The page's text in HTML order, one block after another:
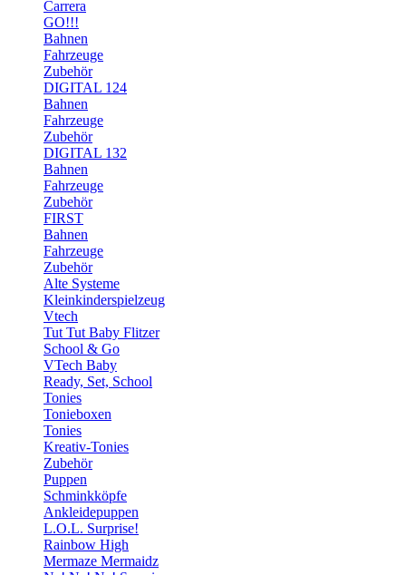
Carrera
GO!!!
Bahnen
Fahrzeuge
Zubehör
DIGITAL 124
Bahnen
Fahrzeuge
Zubehör
DIGITAL 132
Bahnen
Fahrzeuge
Zubehör
FIRST
Bahnen
Fahrzeuge
Zubehör
Alte Systeme
Kleinkinderspielzeug
Vtech
Tut Tut Baby Flitzer
School & Go
VTech Baby
Ready, Set, School
Tonies
Tonieboxen
Tonies
Kreativ-Tonies
Zubehör
Puppen
Schminkköpfe
Ankleidepuppen
L.O.L. Surprise!
Rainbow High
Mermaze Mermaidz